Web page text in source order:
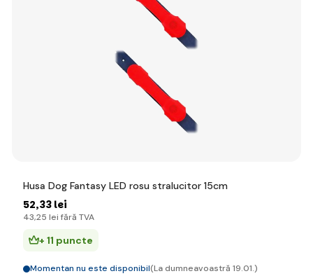
Husa Dog Fantasy LED rosu stralucitor 15cm
52,33 lei
43,25 lei fără TVA
+ 11 puncte
Momentan nu este disponibil(La dumneavoastră 19.01.)